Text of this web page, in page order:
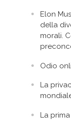
Elon
della
morali.
Odio
La
La